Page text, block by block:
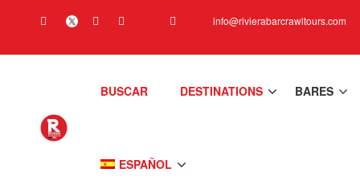
info@rivierabarcrawltours.com
BUSCAR DESTINATIONS BARES
ESPAÑOL